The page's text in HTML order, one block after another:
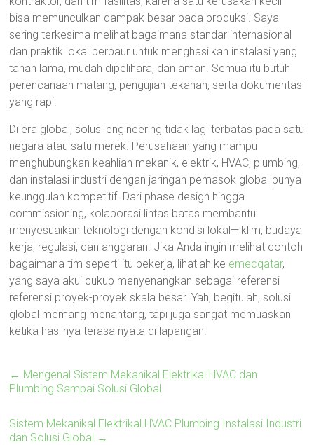
bisa memunculkan dampak besar pada produksi. Saya
sering terkesima melihat bagaimana standar internasional
dan praktik lokal berbaur untuk menghasilkan instalasi yang
tahan lama, mudah dipelihara, dan aman. Semua itu butuh
perencanaan matang, pengujian tekanan, serta dokumentasi
yang rapi.
Di era global, solusi engineering tidak lagi terbatas pada satu
negara atau satu merek. Perusahaan yang mampu
menghubungkan keahlian mekanik, elektrik, HVAC, plumbing,
dan instalasi industri dengan jaringan pemasok global punya
keunggulan kompetitif. Dari phase design hingga
commissioning, kolaborasi lintas batas membantu
menyesuaikan teknologi dengan kondisi lokal—iklim, budaya
kerja, regulasi, dan anggaran. Jika Anda ingin melihat contoh
bagaimana tim seperti itu bekerja, lihatlah ke emecqatar,
yang saya akui cukup menyenangkan sebagai referensi
referensi proyek-proyek skala besar. Yah, begitulah, solusi
global memang menantang, tapi juga sangat memuaskan
ketika hasilnya terasa nyata di lapangan.
← Mengenal Sistem Mekanikal Elektrikal HVAC dan
Plumbing Sampai Solusi Global
Sistem Mekanikal Elektrikal HVAC Plumbing Instalasi Industri
dan Solusi Global →